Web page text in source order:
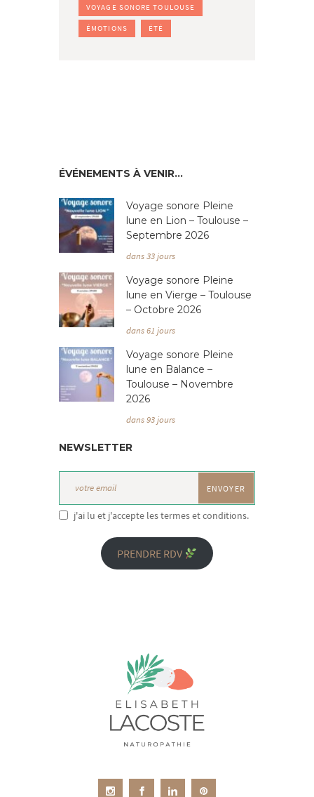
VOYAGE SONORE TOULOUSE
ÉMOTIONS ÉTÉ
ÉVÉNEMENTS À VENIR…
Voyage sonore Pleine
lune en Lion – Toulouse –
Septembre 2026
dans 33 jours
Voyage sonore Pleine
lune en Vierge – Toulouse
– Octobre 2026
dans 61 jours
Voyage sonore Pleine
lune en Balance –
Toulouse – Novembre
2026
dans 93 jours
NEWSLETTER
j'ai lu et j'accepte les termes et conditions.
PRENDRE RDV